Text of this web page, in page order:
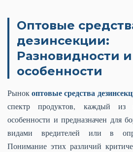
Оптовые
дезинсекции:
Разновидности
особенности
Рынокоптовые средства
спектр продуктов, каждый из
особенности и предназначен для
видами вредителей или в
Понимание этих различий